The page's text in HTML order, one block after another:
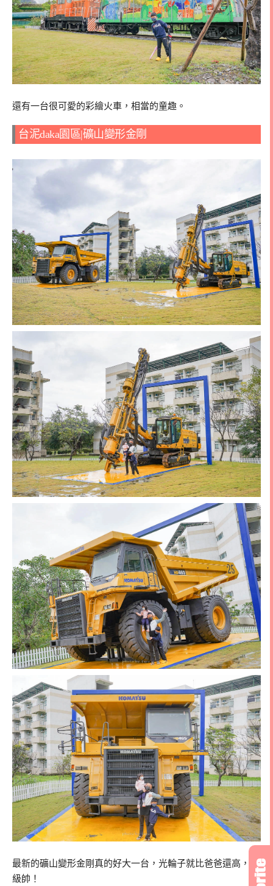
還有一台很可愛的彩繪火車，相當的童趣。
台泥daka園區|礦山變形金剛
最新的礦山變形金剛真的好大一台，光輪子就比爸爸還高，超
級帥！